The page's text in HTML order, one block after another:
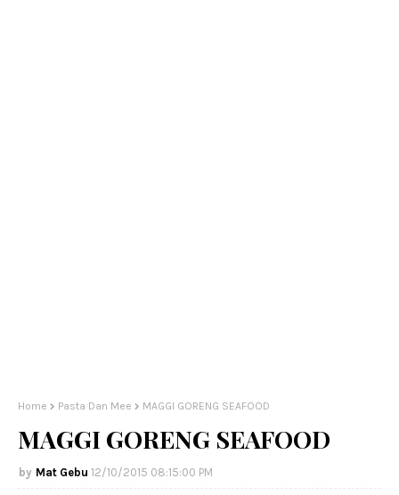
Home Pasta Dan Mee MAGGI GORENG SEAFOOD
MAGGI GORENG SEAFOOD
Mat Gebu 12/10/2015 08:15:00 PM